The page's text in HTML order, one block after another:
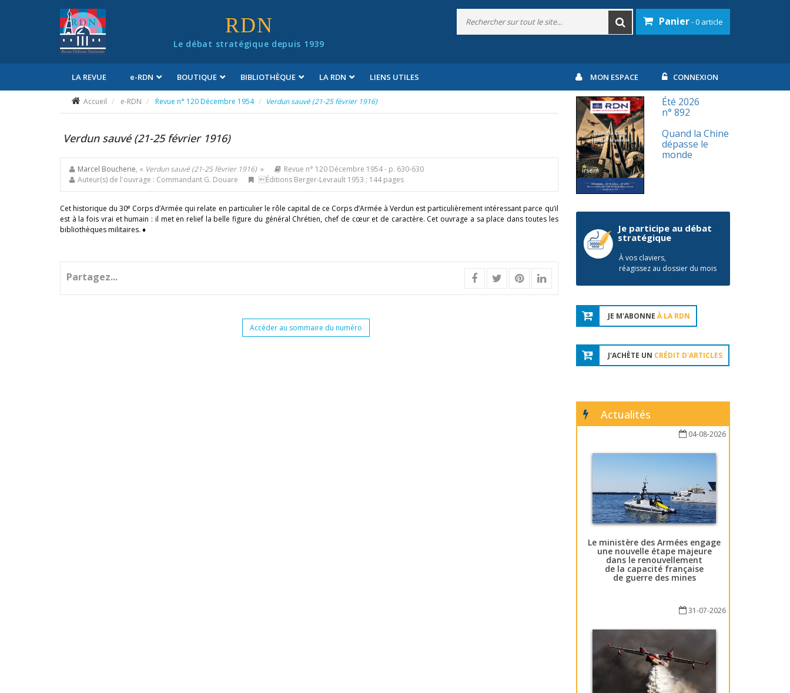
RDN
Le débat stratégique depuis 1939
Panier- 0 article
LA REVUE e-RDN BOUTIQUE BIBLIOTHÈQUE LA RDN LIENS UTILES MON ESPACE CONNEXION
Accueil e-RDN Revue n° 120 Décembre 1954 Verdun sauvé (21-25 février 1916)
Verdun sauvé (21-25 février 1916)
Marcel Boucherie, « Verdun sauvé (21-25 février 1916) » Revue n° 120 Décembre 1954- p. 630-630
Auteur(s) de l'ouvrage : Commandant G. Douare
Éditions Berger-Levrault 1953 ; 144 pages
Cet historique du 30e Corps d’Armée qui relate en particulier le rôle capital de ce Corps d’Armée à Verdun est particulièrement intéressant parce qu’il
est à la fois vrai et humain : il met en relief la belle figure du général Chrétien, chef de cœur et de caractère. Cet ouvrage a sa place dans toutes les
bibliothèques militaires. ♦
Partagez...
Accéder au sommaire du numéro
Été 2026
n° 892
Quand la Chine
dépasse le
monde
Je participe au débat
stratégique
À vos claviers,
réagissez au dossier du mois
JE M'ABONNE À LA RDN
J'ACHÈTE UN CRÉDIT D'ARTICLES
Actualités
04-08-2026
Le ministère des Armées engage
une nouvelle étape majeure
dans le renouvellement
de la capacité française
de guerre des mines
31-07-2026